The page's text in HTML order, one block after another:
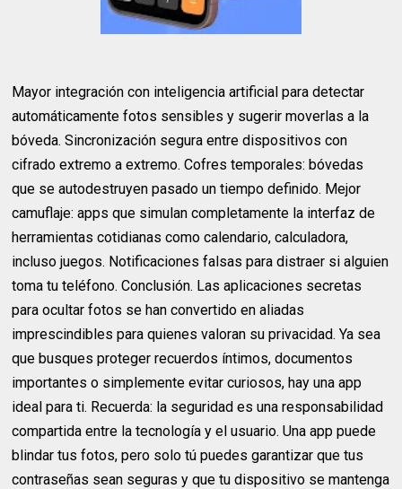
Mayor integración con inteligencia artificial para detectar
automáticamente fotos sensibles y sugerir moverlas a la
bóveda. Sincronización segura entre dispositivos con
cifrado extremo a extremo. Cofres temporales: bóvedas
que se autodestruyen pasado un tiempo definido. Mejor
camuflaje: apps que simulan completamente la interfaz de
herramientas cotidianas como calendario, calculadora,
incluso juegos. Notificaciones falsas para distraer si alguien
toma tu teléfono. Conclusión. Las aplicaciones secretas
para ocultar fotos se han convertido en aliadas
imprescindibles para quienes valoran su privacidad. Ya sea
que busques proteger recuerdos íntimos, documentos
importantes o simplemente evitar curiosos, hay una app
ideal para ti. Recuerda: la seguridad es una responsabilidad
compartida entre la tecnología y el usuario. Una app puede
blindar tus fotos, pero solo tú puedes garantizar que tus
contraseñas sean seguras y que tu dispositivo se mantenga